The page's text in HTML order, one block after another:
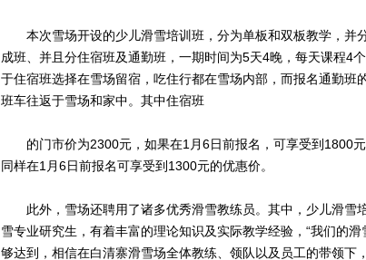
本次雪场开设的少儿滑雪培训班，分为单板和双板教学，并
成班、并且分住宿班及通勤班，一期时间为5天4晚，每天课程4
于住宿班选择在雪场留宿，吃住行都在雪场内部，而报名通勤班
班车往返于雪场和家中。其中住宿班
的门市价为2300元，如果在1月6日前报名，可享受到1800元
同样在1月6日前报名可享受到1300元的优惠价。
此外，雪场还聘用了诸多优秀滑雪教练员。其中，少儿滑雪
雪专业研究生，有着丰富的理论知识及实际教学经验，“我们的
够达到，相信在白清寨滑雪场全体教练、领队以及员工的带领下